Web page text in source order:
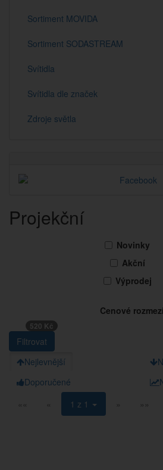
Sortiment MOVIDA
Sortiment SODASTREAM
Svítidla
Svítidla dle značek
Zdroje světla
Projekční
Novinky
Akční
Výprodej
Cenové
520 Kč
Nejlevnější
Doporučené
««
« 1 z 1 » »»